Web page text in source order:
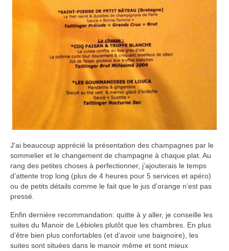
J’ai beaucoup apprécié la présentation des champagnes par le
sommelier et le changement de champagne à chaque plat. Au
rang des petites choses à perfectionner, j’ajouterais le temps
d’attente trop long (plus de 4 heures pour 5 services et apéro)
ou de petits détails comme le fait que le jus d’orange n’est pas
pressé.
Enfin dernière recommandation: quitte à y aller, je conseille les
suites du Manoir de Lébioles plutôt que les chambres. En plus
d’être bien plus confortables (et d’avoir une baignoire), les
suites sont situées dans le manoir même et sont mieux